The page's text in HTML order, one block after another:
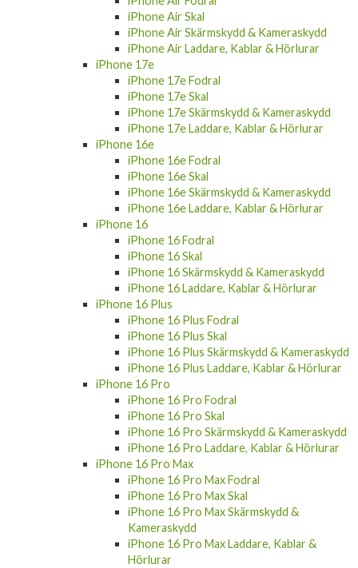
iPhone Air Skal
iPhone Air Skärmskydd & Kameraskydd
iPhone Air Laddare, Kablar & Hörlurar
iPhone 17e
iPhone 17e Fodral
iPhone 17e Skal
iPhone 17e Skärmskydd & Kameraskydd
iPhone 17e Laddare, Kablar & Hörlurar
iPhone 16e
iPhone 16e Fodral
iPhone 16e Skal
iPhone 16e Skärmskydd & Kameraskydd
iPhone 16e Laddare, Kablar & Hörlurar
iPhone 16
iPhone 16 Fodral
iPhone 16 Skal
iPhone 16 Skärmskydd & Kameraskydd
iPhone 16 Laddare, Kablar & Hörlurar
iPhone 16 Plus
iPhone 16 Plus Fodral
iPhone 16 Plus Skal
iPhone 16 Plus Skärmskydd & Kameraskydd
iPhone 16 Plus Laddare, Kablar & Hörlurar
iPhone 16 Pro
iPhone 16 Pro Fodral
iPhone 16 Pro Skal
iPhone 16 Pro Skärmskydd & Kameraskydd
iPhone 16 Pro Laddare, Kablar & Hörlurar
iPhone 16 Pro Max
iPhone 16 Pro Max Fodral
iPhone 16 Pro Max Skal
iPhone 16 Pro Max Skärmskydd &
Kameraskydd
iPhone 16 Pro Max Laddare, Kablar &
Hörlurar